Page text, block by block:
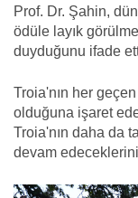
Prof. Dr. Şahin,
ödüle layık
duyduğunu ifade
Troia'nın her geçen
olduğuna işaret
Troia'nın daha da
devam